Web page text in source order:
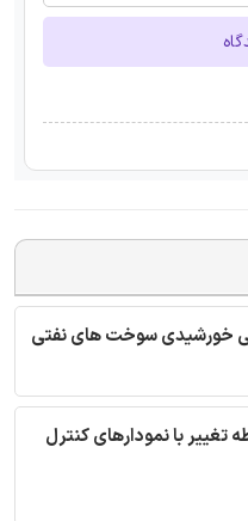
خورشیدی سوخت های نفتی
با نمودارهای کنترل